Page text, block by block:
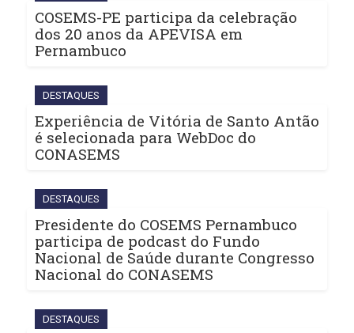
COSEMS-PE participa da celebração
dos 20 anos da APEVISA em
Pernambuco
DESTAQUES
Experiência de Vitória de Santo Antão
é selecionada para WebDoc do
CONASEMS
DESTAQUES
Presidente do COSEMS Pernambuco
participa de podcast do Fundo
Nacional de Saúde durante Congresso
Nacional do CONASEMS
DESTAQUES